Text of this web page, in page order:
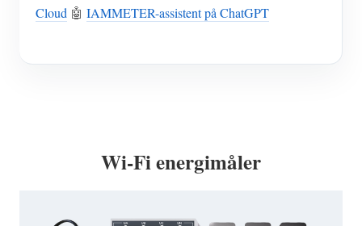
Cloud 🤖 IAMMETER-assistent på ChatGPT
Wi-Fi energimåler